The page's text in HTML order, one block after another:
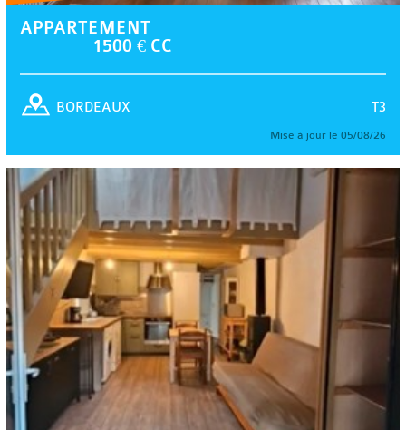
APPARTEMENT
1500 € CC
T3
BORDEAUX
Mise à jour le 05/08/26